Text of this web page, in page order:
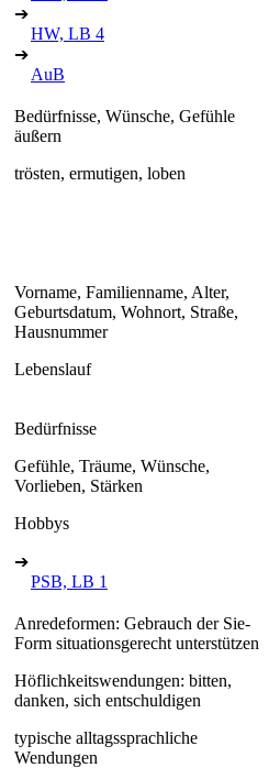
➔
HW, LB 4
➔
AuB
Bedürfnisse, Wünsche, Gefühle
äußern
trösten, ermutigen, loben
Vorname, Familienname, Alter,
Geburtsdatum, Wohnort, Straße,
Hausnummer
Lebenslauf
Bedürfnisse
Gefühle, Träume, Wünsche,
Vorlieben, Stärken
Hobbys
➔
PSB, LB 1
Anredeformen: Gebrauch der Sie-
Form situationsgerecht unterstützen
Höflichkeitswendungen: bitten,
danken, sich entschuldigen
typische alltagssprachliche
Wendungen